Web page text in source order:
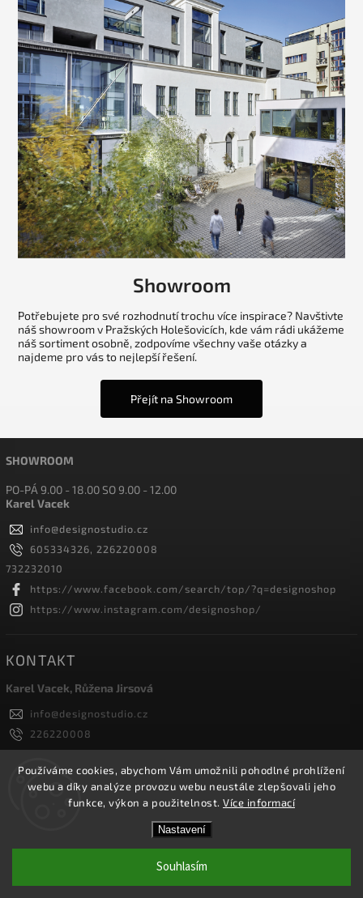
Používáme cookies, abychom Vám umožnili pohodlné prohlížení
webu a díky analýze provozu webu neustále zlepšovali jeho
funkce, výkon a použitelnost. Více informací
Nastavení
Souhlasím
Showroom
Potřebujete pro své rozhodnutí trochu více inspirace? Navštivte
náš showroom v Pražských Holešovicích, kde vám rádi ukážeme
náš sortiment osobně, zodpovíme všechny vaše otázky a
najdeme pro vás to nejlepší řešení.
Přejít na Showroom
SHOWROOM
PO-PÁ 9.00 - 18.00 SO 9.00 - 12.00
Karel Vacek
info@designostudio.cz
605334326, 226220008
732232010
https://www.facebook.com/search/top/?q=designoshop
https://www.instagram.com/designoshop/
KONTAKT
Karel Vacek, Růžena Jirsová
info@designostudio.cz
226220008
605334326, 732232010
Designoshop
designoshop
Designoshop. Všechna práva vyhrazena.